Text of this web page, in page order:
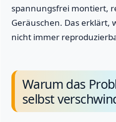
spannungsfrei montiert,
Geräuschen. Das erklärt,
nicht immer
Warum das
selbst